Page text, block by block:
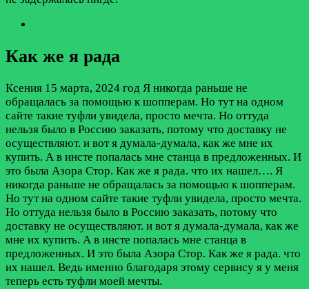
Как же я рада
Ксения 15 марта, 2024 год Я никогда раньше не
обращалась за помощью к шопперам. Но тут на одном
сайте такие туфли увидела, просто мечта. Но оттуда
нельзя было в Россию заказать, потому что доставку не
осуществляют. и вот я думала-думала, как же мне их
купить. А в инсте попалась мне станца в предложенных. И
это была Азора Стор. Как же я рада. что их нашел…. Я
никогда раньше не обращалась за помощью к шопперам.
Но тут на одном сайте такие туфли увидела, просто мечта.
Но оттуда нельзя было в Россию заказать, потому что
доставку не осуществляют. и вот я думала-думала, как же
мне их купить. А в инсте попалась мне станца в
предложенных. И это была Азора Стор. Как же я рада. что
их нашел. Ведь именно благодаря этому сервису я у меня
теперь есть туфли моей мечты.